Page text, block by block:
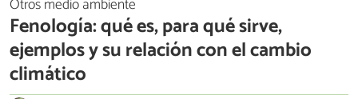
Otros medio ambiente
Fenología: qué es, para qué sirve,
ejemplos y su relación con el cambio
climático